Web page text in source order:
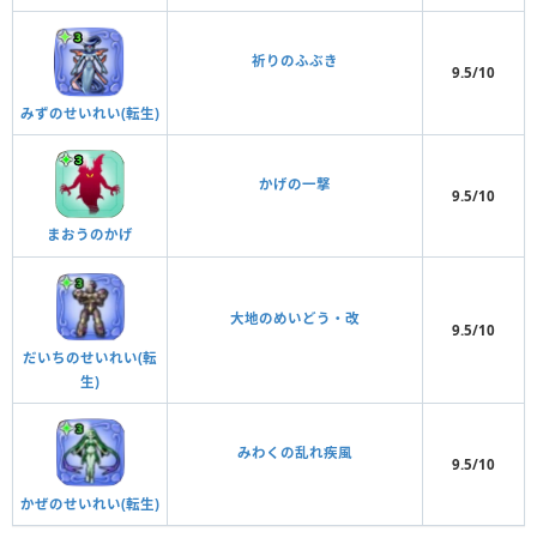
みずのせいれい(転生)
祈りのふぶき
9.5/10
まおうのかげ
かげの一撃
9.5/10
だいちのせいれい(転
生)
大地のめいどう・改
9.5/10
かぜのせいれい(転生)
みわくの乱れ疾風
9.5/10